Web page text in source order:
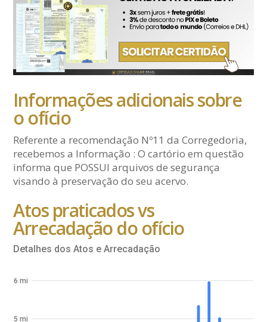
Informações adicionais sobre
o ofício
Referente a recomendação Nº11 da Corregedoria,
recebemos a Informação : O cartório em questão
informa que POSSUI arquivos de segurança
visando à preservação do seu acervo.
Atos praticados vs
Arrecadação do ofício
Detalhes dos Atos e Arrecadação
5 mi
6 mi